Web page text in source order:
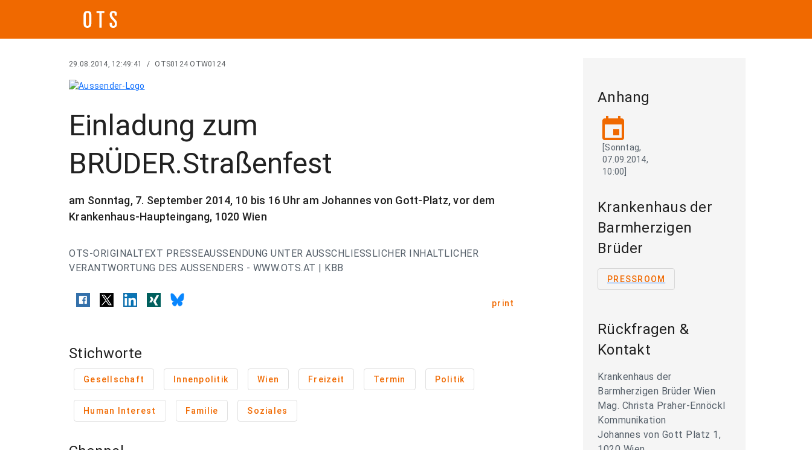
29.08.2014, 12:49:41 / OTS0124 OTW0124
Einladung zum
BRÜDER.Straßenfest
am Sonntag, 7. September 2014, 10 bis 16 Uhr am Johannes von Gott-Platz, vor dem
Krankenhaus-Haupteingang, 1020 Wien
OTS-ORIGINALTEXT PRESSEAUSSENDUNG UNTER AUSSCHLIESSLICHER INHALTLICHER
VERANTWORTUNG DES AUSSENDERS - WWW.OTS.AT | KBB
print
Stichworte
Gesellschaft Innenpolitik Wien Freizeit Termin Politik
Human Interest Familie Soziales
Anhang
event
[Sonntag,
07.09.2014,
10:00]
Krankenhaus der
Barmherzigen
Brüder
PRESSROOM
Rückfragen &
Kontakt
Krankenhaus der
Barmherzigen Brüder Wien
Mag. Christa Praher-Ennöckl
Kommunikation
Johannes von Gott Platz 1,